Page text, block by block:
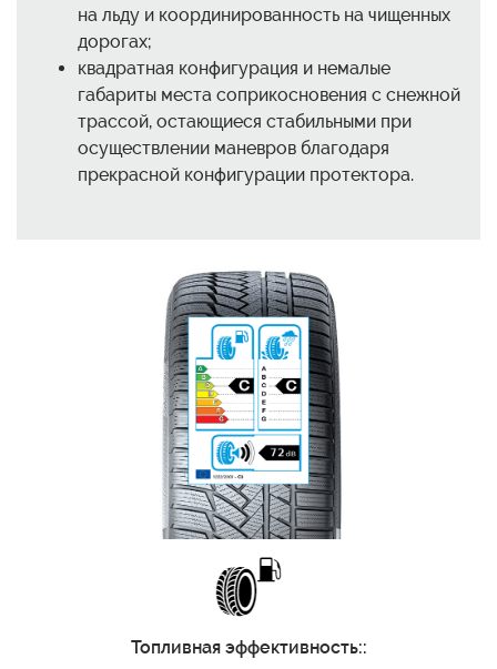
на льду и координированность на чищенных
дорогах;
квадратная конфигурация и немалые
габариты места соприкосновения с снежной
трассой, остающиеся стабильными при
осуществлении маневров благодаря
прекрасной конфигурации протектора.
Топливная эффективность::